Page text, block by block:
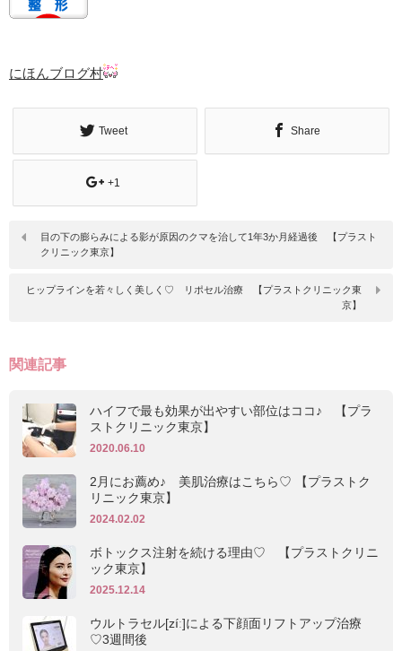
にほんブログ村
Tweet Share
+1
目の下の膨らみによる影が原因のクマを治して1年3か月経過後 【プラスト
クリニック東京】
ヒップラインを若々しく美しく♡ リポセル治療 【プラストクリニック東
京】
関連記事
ハイフで最も効果が出やすい部位はココ♪ 【プラ
ストクリニック東京】
2020.06.10
2月にお薦め♪ 美肌治療はこちら♡ 【プラストク
リニック東京】
2024.02.02
ボトックス注射を続ける理由♡ 【プラストクリニ
ック東京】
2025.12.14
ウルトラセル[zíː]による下顔面リフトアップ治療
♡3週間後